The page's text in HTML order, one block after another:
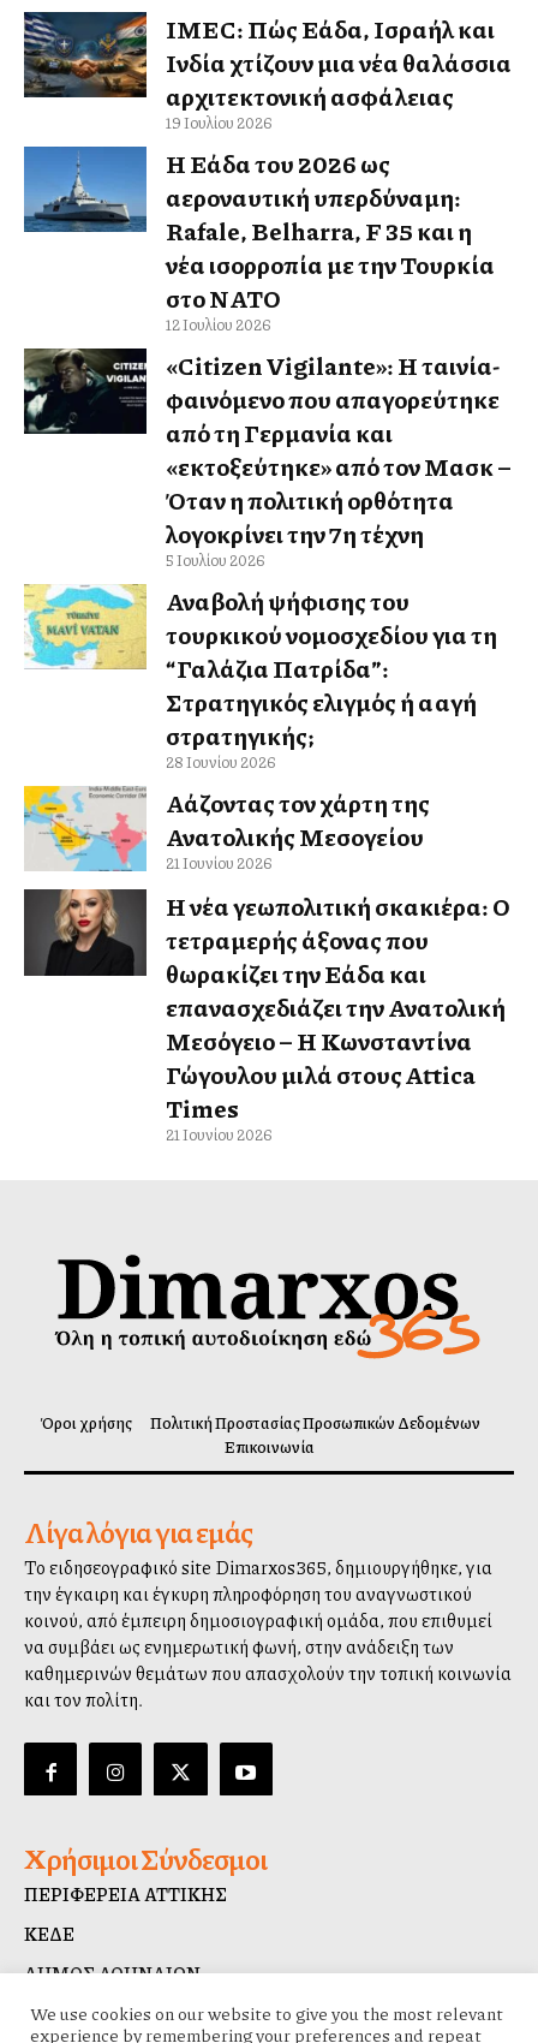
IMEC: Πώς Ελλάδα, Ισραήλ και
Ινδία χτίζουν μια νέα θαλάσσια
αρχιτεκτονική ασφάλειας
19 Ιουλίου 2026
Η Ελλάδα του 2026 ως
αεροναυτική υπερδύναμη:
Rafale, Belharra, F 35 και η
νέα ισορροπία με την Τουρκία
στο ΝΑΤΟ
12 Ιουλίου 2026
«Citizen Vigilante»: Η ταινία-
φαινόμενο που απαγορεύτηκε
από τη Γερμανία και
«εκτοξεύτηκε» από τον Μασκ –
Όταν η πολιτική ορθότητα
λογοκρίνει την 7η τέχνη
5 Ιουλίου 2026
Αναβολή ψήφισης του
τουρκικού νομοσχεδίου για τη
“Γαλάζια Πατρίδα”:
Στρατηγικός ελιγμός ή αλλαγή
στρατηγικής;
28 Ιουνίου 2026
Αλλάζοντας τον χάρτη της
Ανατολικής Μεσογείου
21 Ιουνίου 2026
Η νέα γεωπολιτική σκακιέρα: Ο
τετραμερής άξονας που
θωρακίζει την Ελλάδα και
επανασχεδιάζει την Ανατολική
Μεσόγειο – Η Κωνσταντίνα
Γώγουλου μιλά στους Attica
Times
21 Ιουνίου 2026
Όροι χρήσης
Πολιτική Προστασίας Προσωπικών Δεδομένων
Επικοινωνία
Λίγα λόγια για εμάς
Το ειδησεογραφικό site Dimarxos365, δημιουργήθηκε, για
την έγκαιρη και έγκυρη πληροφόρηση του αναγνωστικού
κοινού, από έμπειρη δημοσιογραφική ομάδα, που επιθυμεί
να συμβάλλει ως ενημερωτική φωνή, στην ανάδειξη των
καθημερινών θεμάτων που απασχολούν την τοπική κοινωνία
και τον πολίτη.
Χρήσιμοι Σύνδεσμοι
ΠΕΡΙΦΕΡΕΙΑ ΑΤΤΙΚΗΣ
ΚΕΔΕ
ΔΗΜΟΣ ΑΘΗΝΑΙΩΝ
ΔΙΑΥΓΕΙΑ
We use cookies on our website to give you the most relevant
experience by remembering your preferences and repeat